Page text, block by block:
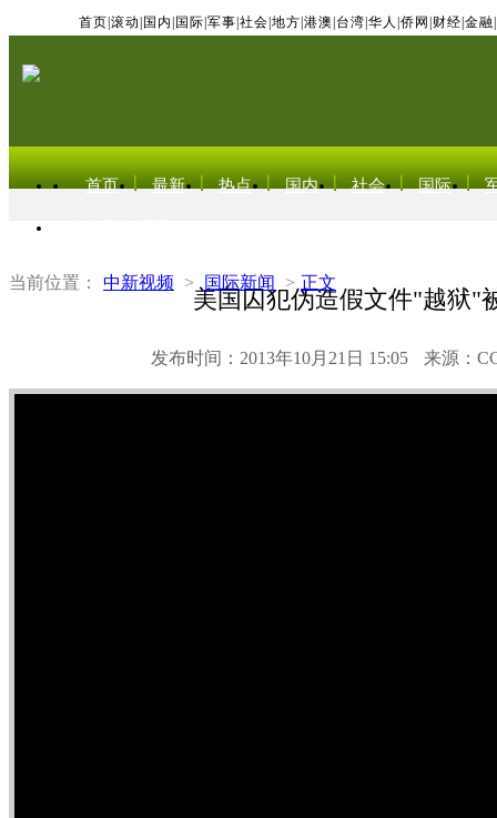
首页 滚动 国内 国际 军事 社会 地方 港澳 台湾 华人 侨网 财经 金融
首页 最新 热点 国内 社会 国际
当前位置： 中新视频 > 国际新闻 > 正文
美国囚犯伪造假文件"越狱"
发布时间：2013年10月21日 15:05 来源：